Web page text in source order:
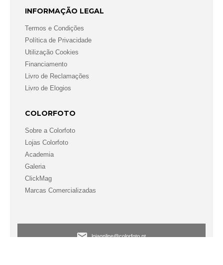
INFORMAÇÃO LEGAL
Termos e Condições
Política de Privacidade
Utilização Cookies
Financiamento
Livro de Reclamações
Livro de Elogios
COLORFOTO
Sobre a Colorfoto
Lojas Colorfoto
Academia
Galeria
ClickMag
Marcas Comercializadas
lojaonline@colorfoto.pt